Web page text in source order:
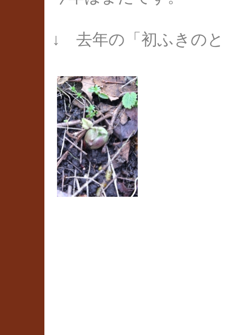
↓ 去年の「初ふきの